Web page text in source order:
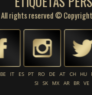
All rights reserved ©
BE IT ES PT RO DE AT CH HU
SI
SK MX AR BR VE